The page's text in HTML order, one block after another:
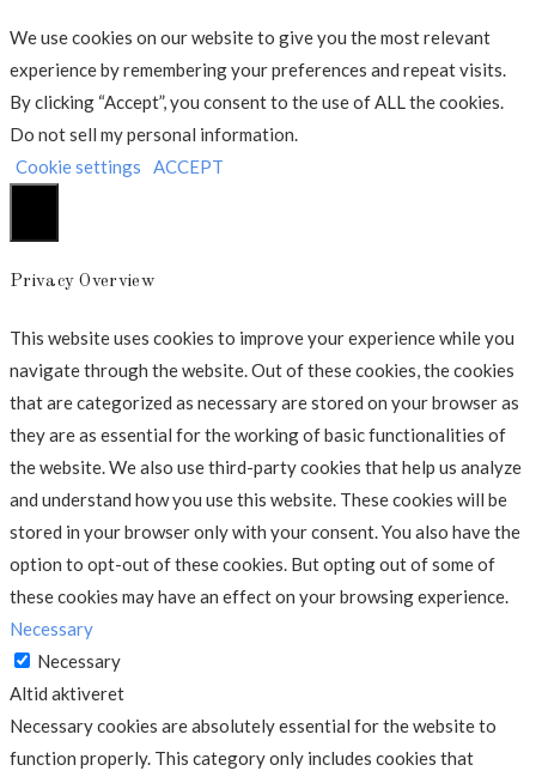
We use cookies on our website to give you the most relevant
experience by remembering your preferences and repeat visits.
By clicking “Accept”, you consent to the use of ALL the cookies.
Do not sell my personal information.
Cookie settings
ACCEPT
Privacy Overview
This website uses cookies to improve your experience while you
navigate through the website. Out of these cookies, the cookies
that are categorized as necessary are stored on your browser as
they are as essential for the working of basic functionalities of
the website. We also use third-party cookies that help us analyze
and understand how you use this website. These cookies will be
stored in your browser only with your consent. You also have the
option to opt-out of these cookies. But opting out of some of
these cookies may have an effect on your browsing experience.
Necessary
Necessary
Altid aktiveret
Necessary cookies are absolutely essential for the website to
function properly. This category only includes cookies that